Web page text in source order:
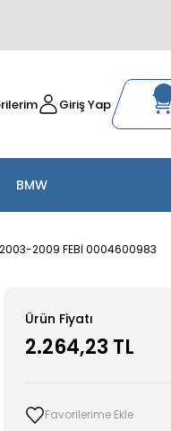
Giriş Yap
BMW
2009 FEBİ 0004600983
Ürün Fiyatı
2.264,23 TL